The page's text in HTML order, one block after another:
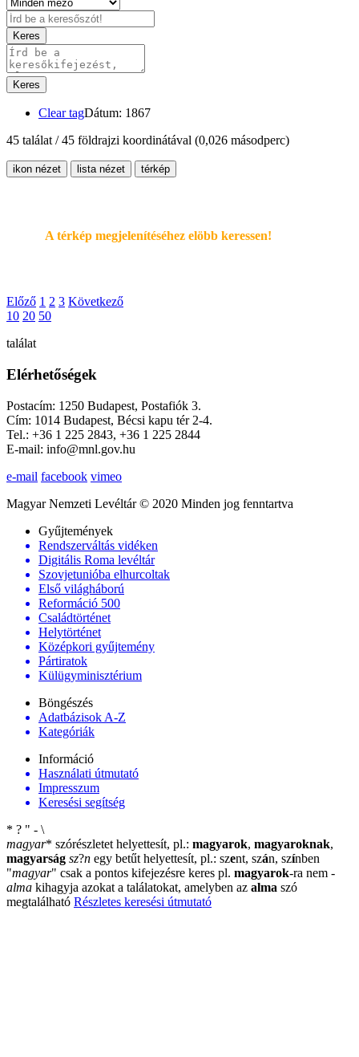
Keres
Keres
Clear tagDátum: 1867
45 találat / 45 földrajzi koordinátával (0,026 másodperc)
ikon nézet lista nézet térkép
A térkép megjelenítéséhez elöbb keressen!
Előző 1 2 3 Következő
10 20 50
találat
Elérhetőségek
Postacím: 1250 Budapest, Postafiók 3.
Cím: 1014 Budapest, Bécsi kapu tér 2-4.
Tel.: +36 1 225 2843, +36 1 225 2844
E-mail: info@mnl.gov.hu
e-mail facebook vimeo
Magyar Nemzeti Levéltár © 2020 Minden jog fenntartva
Gyűjtemények
Rendszerváltás vidéken
Digitális Roma levéltár
Szovjetunióba elhurcoltak
Első világháború
Reformáció 500
Családtörténet
Helytörténet
Középkori gyűjtemény
Pártiratok
Külügyminisztérium
Böngészés
Adatbázisok A-Z
Kategóriák
Információ
Használati útmutató
Impresszum
Keresési segítség
* ? " - \
magyar* szórészletet helyettesít, pl.: magyarok, magyaroknak,
magyarság sz?n egy betűt helyettesít, pl.: szent, szán, színben
"magyar" csak a pontos kifejezésre keres pl. magyarok-ra nem -
alma kihagyja azokat a találatokat, amelyben az alma szó
megtalálható Részletes keresési útmutató